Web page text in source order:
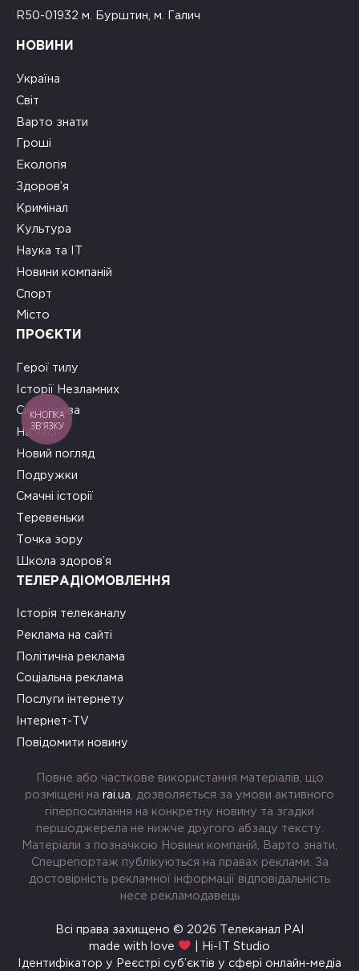
R50-01932 м. Бурштин, м. Галич
НОВИНИ
Україна
Світ
Варто знати
Гроші
Екологія
Здоров’я
Кримінал
Культура
Наука та ІТ
Новини компаній
Спорт
Місто
ПРОЄКТИ
Герої тилу
Історії Незламних
Сила слова
На часі
Новий погляд
Подружки
Смачні історії
Теревеньки
Точка зору
Школа здоров’я
ТЕЛЕРАДІОМОВЛЕННЯ
Історія телеканалу
Реклама на сайті
Політична реклама
Соціальна реклама
Послуги інтернету
Інтернет-TV
Повідомити новину
Повне або часткове використання матеріалів, що
розміщені на rai.ua , дозволяється за умови активного
гіперпосилання на конкретну новину та згадки
першоджерела не нижче другого абзацу тексту.
Матеріали з позначкою Новини компаній, Варто знати,
Спецрепортаж публікуються на правах реклами. За
достовірність рекламної інформації відповідальність
несе рекламодавець
Всі права захищено © 2026 Телеканал РАІ
made with love
| Hi-IT Studio
Ідентифікатор у Реєстрі суб’єктів у сфері онлайн-медіа
КНОПКА
ЗВ'ЯЗКУ